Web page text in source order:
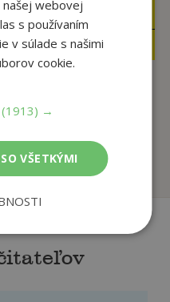
Na sklade
našej webovej
s používaním
v súlade s našimi
cookie.
(1913) →
VŠETKÝMI